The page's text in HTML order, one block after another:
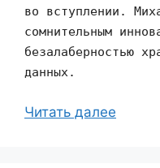
во вступлении.
сомнительным
безалаберностью
данных.
Читать далее